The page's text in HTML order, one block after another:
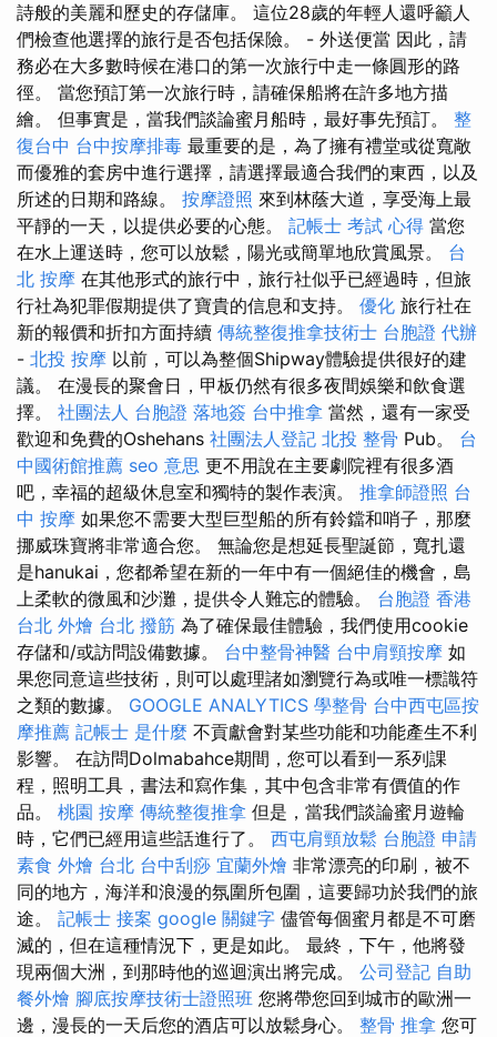
詩般的美麗和歷史的存儲庫。 這位28歲的年輕人還呼籲人
們檢查他選擇的旅行是否包括保險。 - 外送便當 因此，請
務必在大多數時候在港口的第一次旅行中走一條圓形的路
徑。 當您預訂第一次旅行時，請確保船將在許多地方描
繪。 但事實是，當我們談論蜜月船時，最好事先預訂。 整
復台中 台中按摩排毒 最重要的是，為了擁有禮堂或從寬敞
而優雅的套房中進行選擇，請選擇最適合我們的東西，以及
所述的日期和路線。 按摩證照 來到林蔭大道，享受海上最
平靜的一天，以提供必要的心態。 記帳士 考試 心得 當您
在水上運送時，您可以放鬆，陽光或簡單地欣賞風景。 台
北 按摩 在其他形式的旅行中，旅行社似乎已經過時，但旅
行社為犯罪假期提供了寶貴的信息和支持。 優化 旅行社在
新的報價和折扣方面持續 傳統整復推拿技術士 台胞證 代辦
- 北投 按摩 以前，可以為整個Shipway體驗提供很好的建
議。 在漫長的聚會日，甲板仍然有很多夜間娛樂和飲食選
擇。 社團法人 台胞證 落地簽 台中推拿 當然，還有一家受
歡迎和免費的Oshehans 社團法人登記 北投 整骨 Pub。 台
中國術館推薦 seo 意思 更不用說在主要劇院裡有很多酒
吧，幸福的超級休息室和獨特的製作表演。 推拿師證照 台
中 按摩 如果您不需要大型巨型船的所有鈴鐺和哨子，那麼
挪威珠寶將非常適合您。 無論您是想延長聖誕節，寬扎還
是hanukai，您都希望在新的一年中有一個絕佳的機會，島
上柔軟的微風和沙灘，提供令人難忘的體驗。 台胞證 香港
台北 外燴 台北 撥筋 為了確保最佳體驗，我們使用cookie
存儲和/或訪問設備數據。 台中整骨神醫 台中肩頸按摩 如
果您同意這些技術，則可以處理諸如瀏覽行為或唯一標識符
之類的數據。 GOOGLE ANALYTICS 學整骨 台中西屯區按
摩推薦 記帳士 是什麼 不貢獻會對某些功能和功能產生不利
影響。 在訪問Dolmabahce期間，您可以看到一系列課
程，照明工具，書法和寫作集，其中包含非常有價值的作
品。 桃園 按摩 傳統整復推拿 但是，當我們談論蜜月遊輪
時，它們已經用這些話進行了。 西屯肩頸放鬆 台胞證 申請
素食 外燴 台北 台中刮痧 宜蘭外燴 非常漂亮的印刷，被不
同的地方，海洋和浪漫的氛圍所包圍，這要歸功於我們的旅
途。 記帳士 接案 google 關鍵字 儘管每個蜜月都是不可磨
滅的，但在這種情況下，更是如此。 最終，下午，他將發
現兩個大洲，到那時他的巡迴演出將完成。 公司登記 自助
餐外燴 腳底按摩技術士證照班 您將帶您回到城市的歐洲一
邊，漫長的一天后您的酒店可以放鬆身心。 整骨 推拿 您可